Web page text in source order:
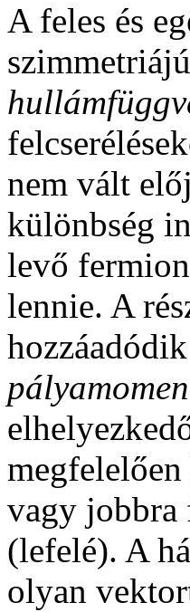
A feles és
nem vált
különbség
levő
lennie. A
vagy jobbra
(lefelé). A
olyan